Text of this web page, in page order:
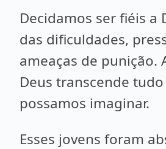
Decidamos ser fiéis a
das dificuldades,
ameaças de punição.
Deus transcende
possamos imaginar.
Esses jovens foram